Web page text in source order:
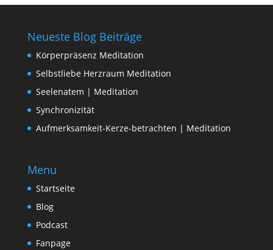
Neueste Blog Beiträge
Körperpräsenz Meditation
Selbstliebe Herzraum Meditation
Seelenatem | Meditation
Synchronizität
Aufmerksamkeit-Kerze-betrachten | Meditation
Menu
Startseite
Blog
Podcast
Fanpage